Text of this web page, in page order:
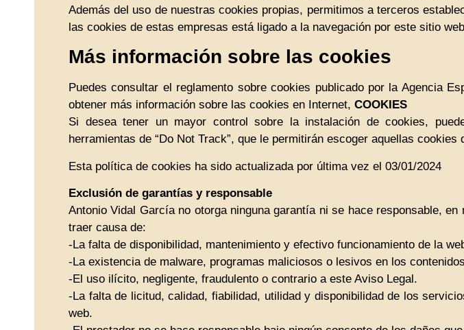
Además del uso de nuestras cookies propias, permitimos a terceros
las cookies de estas empresas está ligado a la navegación por este sitio
Más información sobre las cookies
Puedes consultar el reglamento sobre cookies publicado por la Agencia
obtener más información sobre las cookies en Internet, COOKIES
Si desea tener un mayor control sobre la instalación de cookies,
herramientas de “Do Not Track”, que le permitirán escoger aquellas cookies
Esta política de cookies ha sido actualizada por última vez el 03/01/2024
Exclusión de garantías y responsable
Antonio Vidal García no otorga ninguna garantía ni se hace responsable,
traer causa de:
-La falta de disponibilidad, mantenimiento y efectivo funcionamiento de la
-La existencia de malware, programas maliciosos o lesivos en los
-El uso ilícito, negligente, fraudulento o contrario a este Aviso Legal.
-La falta de licitud, calidad, fiabilidad, utilidad y disponibilidad de los
web.